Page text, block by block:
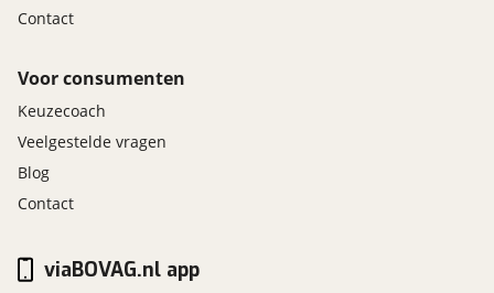
Contact
Voor consumenten
Keuzecoach
Veelgestelde vragen
Blog
Contact
viaBOVAG.nl app